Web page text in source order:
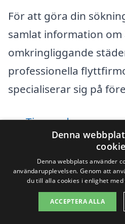
För att göra din
samlat information om
omkringliggande
professionella
specialiserar sig på
Tingsryd
Räppe
Älmhult
Denna
Denna webbplats använder
användarupplevelsen. Genom att
du till alla cookies i enlighet
ACCEPTERA ALLA